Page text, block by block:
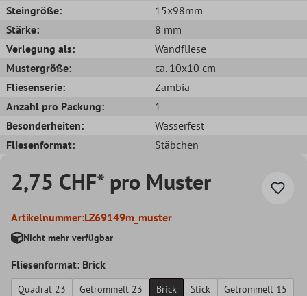
Steingröße:
15x98mm
Stärke:
8 mm
Verlegung als:
Wandfliese
Mustergröße:
ca. 10x10 cm
Fliesenserie:
Zambia
Anzahl pro Packung:
1
Besonderheiten:
Wasserfest
Fliesenformat:
Stäbchen
2,75 CHF* pro Muster
Artikelnummer:LZ69149m_muster
Nicht mehr verfügbar
Fliesenformat: Brick
Quadrat 23 Getrommelt 23 Brick Stick
Getrommelt 15